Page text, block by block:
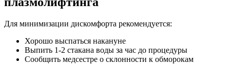
Для минимизации дискомфорта рекомендуется:
Хорошо выспаться накануне
Выпить 1-2 стакана воды за час до процедуры
Сообщить медсестре о склонности к обморокам